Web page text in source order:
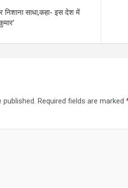
निशाना साधा,कहा- इस देश में
Required fields are marked